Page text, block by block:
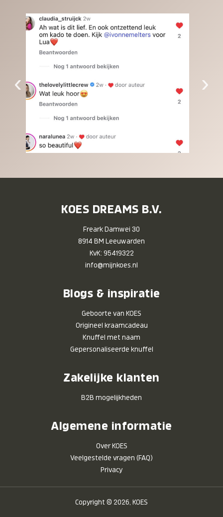
‹ ›
KOES DREAMS B.V.
Freark Damwei 30
8914 BM Leeuwarden
KvK: 95419322
info@mijnkoes.nl
Blogs & inspiratie
Geboorte van KOES
Origineel kraamcadeau
Knuffel met naam
Gepersonaliseerde knuffel
Zakelijke klanten
B2B mogelijkheden
Algemene informatie
Over KOES
Veelgestelde vragen (FAQ)
Privacy
Copyright © 2026, KOES